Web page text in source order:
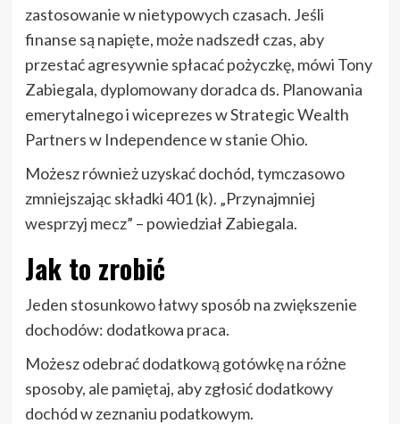
zastosowanie w nietypowych czasach. Jeśli
finanse są napięte, może nadszedł czas, aby
przestać agresywnie spłacać pożyczkę, mówi Tony
Zabiegala, dyplomowany doradca ds. Planowania
emerytalnego i wiceprezes w Strategic Wealth
Partners w Independence w stanie Ohio.
Możesz również uzyskać dochód, tymczasowo
zmniejszając składki 401 (k). „Przynajmniej
wesprzyj mecz” – powiedział Zabiegala.
Jak to zrobić
Jeden stosunkowo łatwy sposób na zwiększenie
dochodów: dodatkowa praca.
Możesz odebrać dodatkową gotówkę na różne
sposoby, ale pamiętaj, aby zgłosić dodatkowy
dochód w zeznaniu podatkowym.